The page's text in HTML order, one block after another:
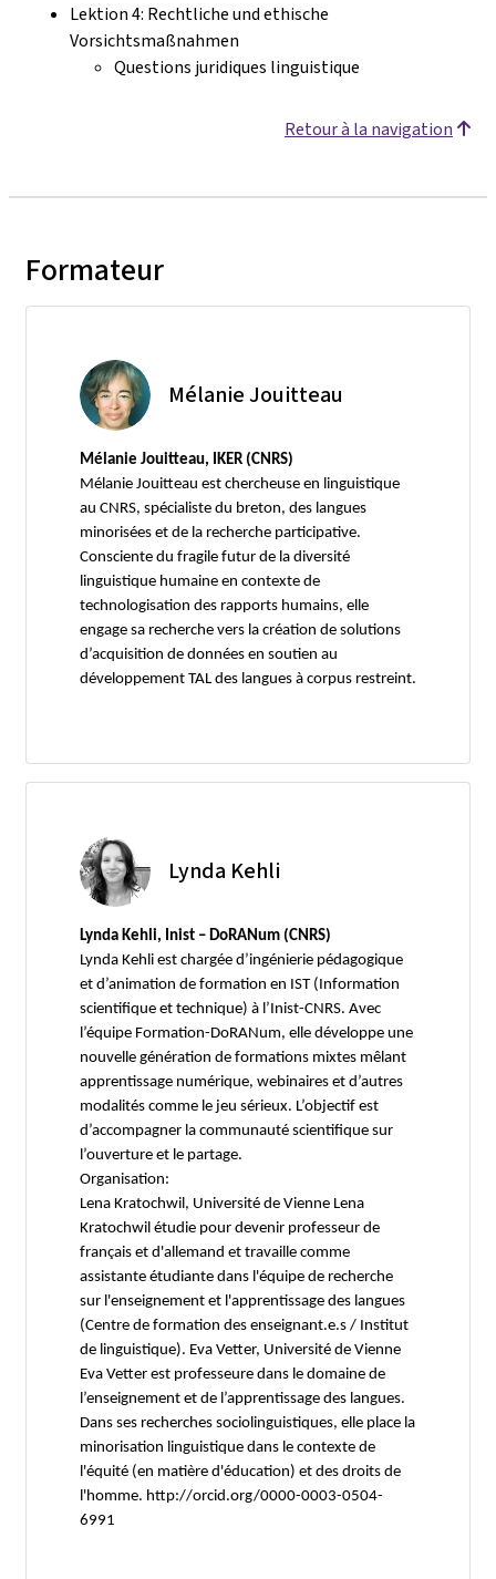
Lektion 4: Rechtliche und ethische
Vorsichtsmaßnahmen
Questions juridiques linguistique
Retour à la navigation
Formateur
Mélanie Jouitteau
Mélanie Jouitteau, IKER (CNRS)
Mélanie Jouitteau est chercheuse en linguistique
au CNRS, spécialiste du breton, des langues
minorisées et de la recherche participative.
Consciente du fragile futur de la diversité
linguistique humaine en contexte de
technologisation des rapports humains, elle
engage sa recherche vers la création de solutions
d’acquisition de données en soutien au
développement TAL des langues à corpus restreint.
Lynda Kehli
Lynda Kehli, Inist – DoRANum (CNRS)
Lynda Kehli est chargée d’ingénierie pédagogique
et d’animation de formation en IST (Information
scientifique et technique) à l’Inist-CNRS. Avec
l’équipe Formation-DoRANum, elle développe une
nouvelle génération de formations mixtes mêlant
apprentissage numérique, webinaires et d’autres
modalités comme le jeu sérieux. L’objectif est
d’accompagner la communauté scientifique sur
l’ouverture et le partage.
Organisation:
Lena Kratochwil, Université de Vienne Lena
Kratochwil étudie pour devenir professeur de
français et d'allemand et travaille comme
assistante étudiante dans l'équipe de recherche
sur l'enseignement et l'apprentissage des langues
(Centre de formation des enseignant.e.s / Institut
de linguistique). Eva Vetter, Université de Vienne
Eva Vetter est professeure dans le domaine de
l’enseignement et de l’apprentissage des langues.
Dans ses recherches sociolinguistiques, elle place la
minorisation linguistique dans le contexte de
l'équité (en matière d'éducation) et des droits de
l'homme. http://orcid.org/0000-0003-0504-
6991